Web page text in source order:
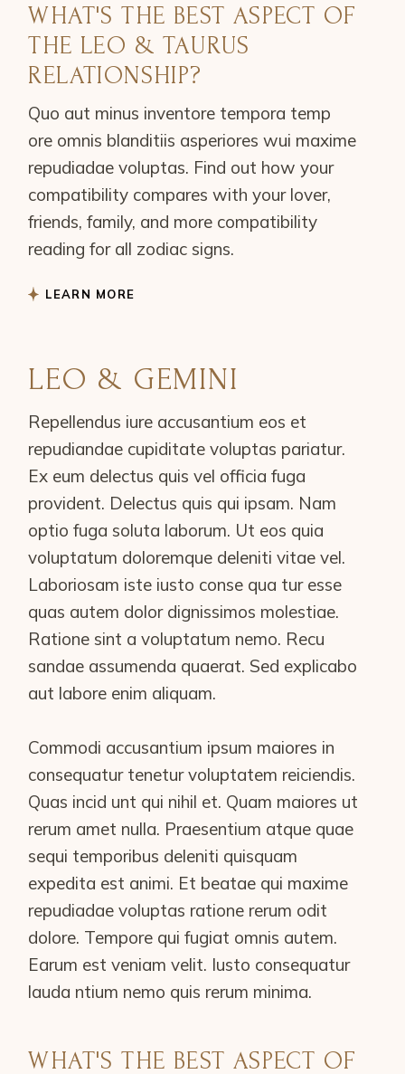
WHAT'S THE BEST ASPECT OF
THE LEO & TAURUS
RELATIONSHIP?
Quo aut minus inventore tempora temp
ore omnis blanditiis asperiores wui maxime
repudiadae voluptas. Find out how your
compatibility compares with your lover,
friends, family, and more compatibility
reading for all zodiac signs.
LEARN MORE
LEO & GEMINI
Repellendus iure accusantium eos et
repudiandae cupiditate voluptas pariatur.
Ex eum delectus quis vel officia fuga
provident. Delectus quis qui ipsam. Nam
optio fuga soluta laborum. Ut eos quia
voluptatum doloremque deleniti vitae vel.
Laboriosam iste iusto conse qua tur esse
quas autem dolor dignissimos molestiae.
Ratione sint a voluptatum nemo. Recu
sandae assumenda quaerat. Sed explicabo
aut labore enim aliquam.
Commodi accusantium ipsum maiores in
consequatur tenetur voluptatem reiciendis.
Quas incid unt qui nihil et. Quam maiores ut
rerum amet nulla. Praesentium atque quae
sequi temporibus deleniti quisquam
expedita est animi. Et beatae qui maxime
repudiadae voluptas ratione rerum odit
dolore. Tempore qui fugiat omnis autem.
Earum est veniam velit. Iusto consequatur
lauda ntium nemo quis rerum minima.
WHAT'S THE BEST ASPECT OF